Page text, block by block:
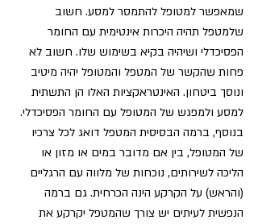
שמאפשר למטופל להתמסר למסע. חשוב
שלמטפל תהיה היכרות אינטימית עם החומר
הפסיכדלי ושיהיה בקיא בשימוש שלו. חשוב לא
פחות שהקשר של המטפל והמטופל יהיה מיטיב
ונוסך ביטחון. האינטראקציות האלו הן התשתית
למסע ולמפגש של המטופל עם החומר הפסיכדלי.
בנוסף, ברמה הבסיסית המטפל דואג לכל צרכיו
של המטופל, בין אם מדובר במים או מזון או
הליכה לשירותים, נוכחות של מלווה עם הרגליים
(והראש) על הקרקע הינה הכרחית. גם ברמה
הנפשית לעיתים יש צורך שהמטפל יקרקע את